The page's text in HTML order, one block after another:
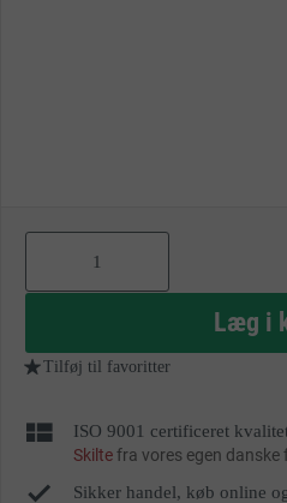
Læg i
Tilføj til favoritter
ISO 9001 certificeret
Skiltefra vores egen danske
Sikker handel, køb online